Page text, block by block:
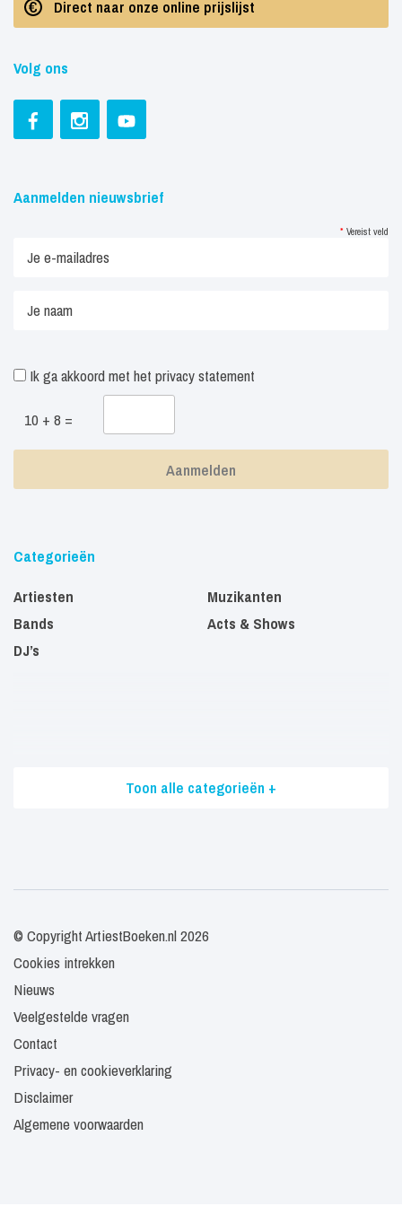
Direct naar onze online prijslijst
Volg ons
Aanmelden nieuwsbrief
* Vereist veld
Ik ga akkoord met het privacy statement
10 + 8 =
Categorieën
Artiesten
Bands
DJ’s
Muzikanten
Acts & Shows
Toon alle categorieën +
© Copyright ArtiestBoeken.nl 2026
Cookies intrekken
Nieuws
Veelgestelde vragen
Contact
Privacy- en cookieverklaring
Disclaimer
Algemene voorwaarden